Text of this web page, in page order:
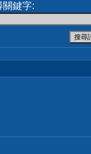
關鍵字: